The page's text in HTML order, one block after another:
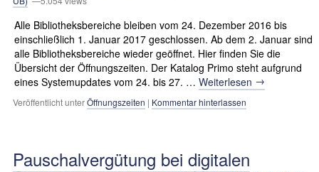
Alle Bibliotheksbereiche bleiben vom 24. Dezember 2016 bis
einschließlich 1. Januar 2017 geschlossen. Ab dem 2. Januar sind
alle Bibliotheksbereiche wieder geöffnet. Hier finden Sie die
Übersicht der Öffnungszeiten. Der Katalog Primo steht aufgrund
eines Systemupdates vom 24. bis 27. … Weiterlesen →
Veröffentlicht unterÖffnungszeiten | Kommentar hinterlassen
Pauschalvergütung bei digitalen